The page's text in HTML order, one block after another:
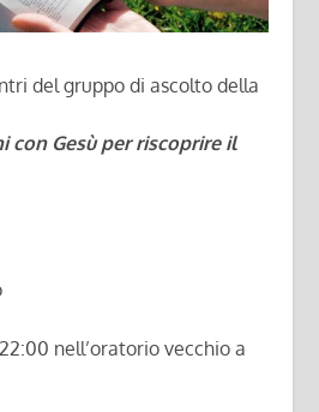
del gruppo di ascolto della
con Gesù per riscoprire il
nell’oratorio vecchio a